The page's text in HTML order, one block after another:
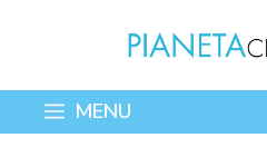
contenuto
MENU